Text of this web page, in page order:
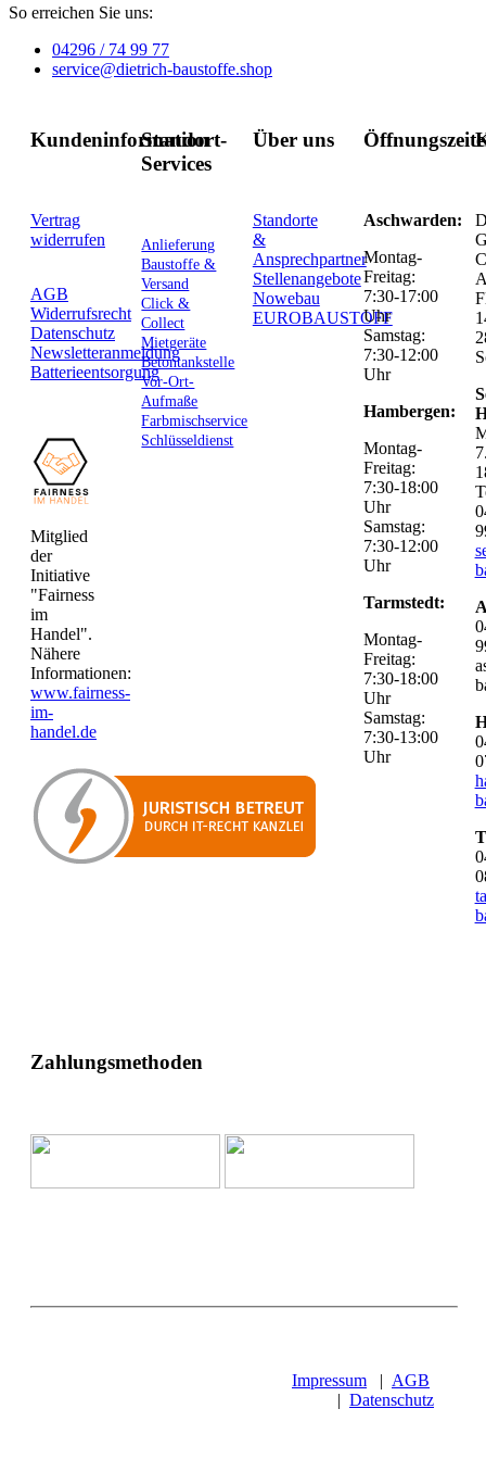
So erreichen Sie uns:
04296 / 74 99 77
service@dietrich-baustoffe.shop
Kundeninformation
Vertrag
widerrufen
AGB
Widerrufsrecht
Datenschutz
Newsletteranmeldung
Batterieentsorgung
Mitglied
der
Initiative
"Fairness
im
Handel".
Nähere
Informationen:
www.fairness-
im-
handel.de
Standort-
Services
Anlieferung
Baustoffe &
Versand
Click &
Collect
Mietgeräte
Betontankstelle
Vor-Ort-
Aufmaße
Farbmischservice
Schlüsseldienst
Über uns
Standorte
&
Ansprechpartner
Stellenangebote
Nowebau
EUROBAUSTOFF
Aschwarden:
Montag-
Freitag:
7:30-17:00
Uhr
Samstag:
7:30-12:00
Uhr
Hambergen:
Montag-
Freitag:
7:30-18:00
Uhr
Samstag:
7:30-12:00
Uhr
Tarmstedt:
Montag-
Freitag:
7:30-18:00
Uhr
Samstag:
7:30-13:00
Uhr
Zahlungsmethoden
Impressum | AGB
| Datenschutz